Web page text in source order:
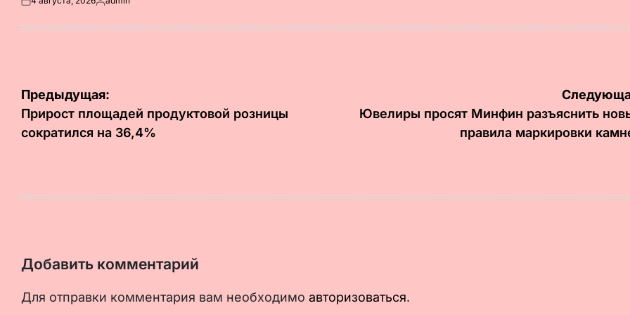
Опубликовано
Запись
Навигация
по
записям
Предыдущая:
Прирост площадей продуктовой розницы
сократился на 36,4%
Ювелиры просят Минфин разъяснить
правила маркировки
Добавить комментарий
Для отправки комментария вам необходимо авторизоваться.